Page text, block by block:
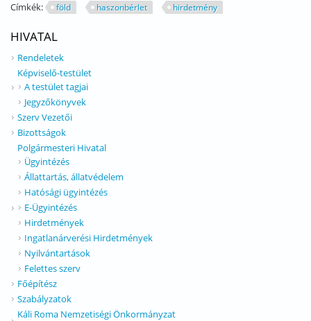
Címkék: föld haszonbérlet hirdetmény
HIVATAL
Rendeletek
Képviselő-testület
A testület tagjai
Jegyzőkönyvek
Szerv Vezetői
Bizottságok
Polgármesteri Hivatal
Ügyintézés
Állattartás, állatvédelem
Hatósági ügyintézés
E-Ügyintézés
Hirdetmények
Ingatlanárverési Hirdetmények
Nyilvántartások
Felettes szerv
Főépítész
Szabályzatok
Káli Roma Nemzetiségi Önkormányzat